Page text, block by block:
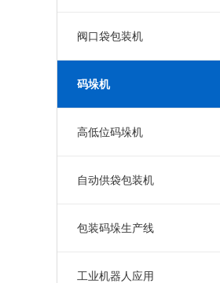
阀口袋包装机
码垛机
高低位码垛机
自动供袋包装机
包装码垛生产线
工业机器人应用